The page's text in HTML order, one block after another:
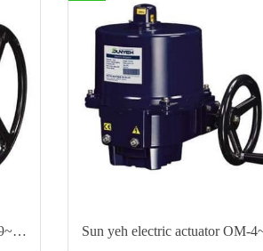
Sun yeh electric actuator OM-9~OM-12 Series